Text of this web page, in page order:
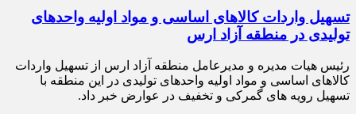
تسهیل واردات کالاهای اساسی و مواد اولیه واحدهای
تولیدی در منطقه آزاد ارس
رئیس هیات مدیره و مدیرعامل منطقه آزاد ارس از تسهیل واردات
کالاهای اساسی و مواد اولیه واحدهای تولیدی در این منطقه با
تسهیل رویه های گمرکی و تخفیف در عوارض خبر داد.